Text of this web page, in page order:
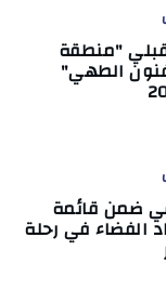
"منطقة
الطهي"
ضمن قائمة
الفضاء في رحلة